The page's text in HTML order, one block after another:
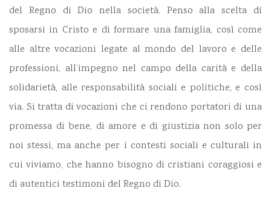
del Regno di Dio nella società. Penso alla scelta di
sposarsi in Cristo e di formare una famiglia, così come
alle altre vocazioni legate al mondo del lavoro e delle
professioni, all’impegno nel campo della carità e della
solidarietà, alle responsabilità sociali e politiche, e così
via. Si tratta di vocazioni che ci rendono portatori di una
promessa di bene, di amore e di giustizia non solo per
noi stessi, ma anche per i contesti sociali e culturali in
cui viviamo, che hanno bisogno di cristiani coraggiosi e
di autentici testimoni del Regno di Dio.